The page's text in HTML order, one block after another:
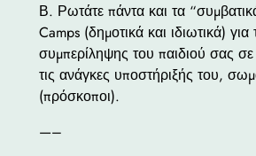
Β. Ρωτάτε πάντα και τα
Camps (δημοτικά και ιδιωτικά)
συμπερίληψης του παιδιού σας
τις ανάγκες υποστήριξής του,
(πρόσκοποι).
—–